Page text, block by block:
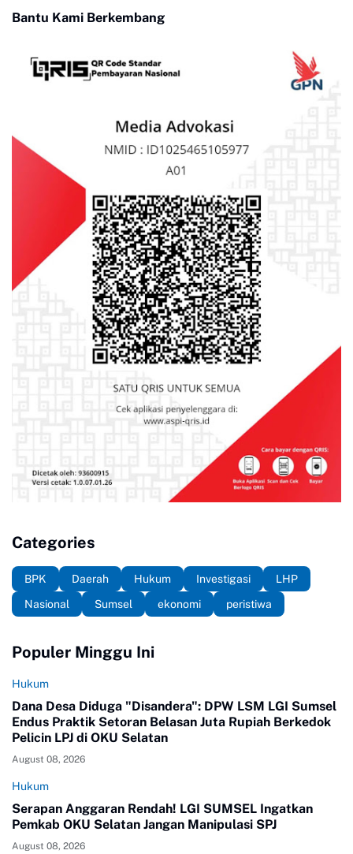
Bantu Kami Berkembang
Categories
BPK Daerah Hukum Investigasi
LHP
Nasional
Sumsel ekonomi peristiwa
Populer Minggu Ini
Hukum
Dana Desa Diduga "Disandera": DPW LSM LGI Sumsel
Endus Praktik Setoran Belasan Juta Rupiah Berkedok
Pelicin LPJ di OKU Selatan
August 08, 2026
Hukum
Serapan Anggaran Rendah! LGI SUMSEL Ingatkan
Pemkab OKU Selatan Jangan Manipulasi SPJ
August 08, 2026